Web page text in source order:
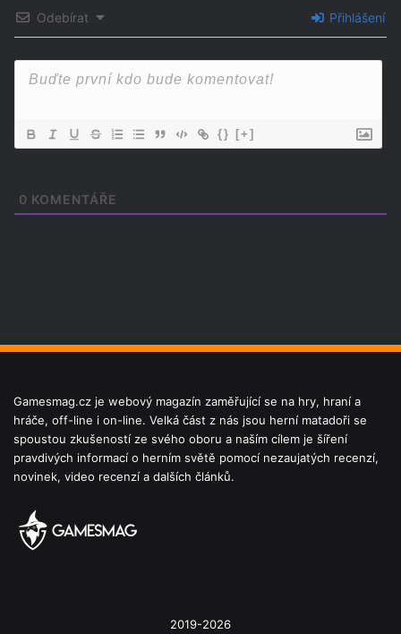
Odebírat Přihlášení
{} [+]
0 KOMENTÁŘE
Gamesmag.cz je webový magazín zaměřující se na hry, hraní a
hráče, off-line i on-line. Velká část z nás jsou herní matadoři se
spoustou zkušeností ze svého oboru a naším cílem je šíření
pravdivých informací o herním světě pomocí nezaujatých recenzí,
novinek, video recenzí a dalších článků.
2019-2026